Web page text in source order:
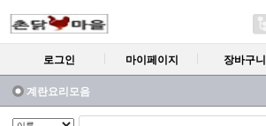
로그인 마이페이지 장바구니
계란요리모음